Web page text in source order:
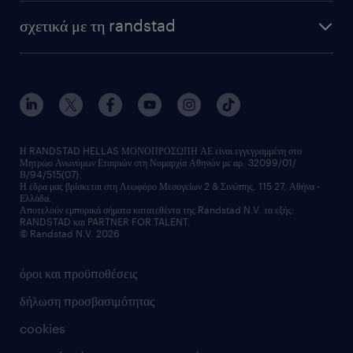
webinars
εκπαίδευση εργαζομένων
υπηρεσίες inhouse
υπηρεσίες redeployment
workforce insights
επικοινώνησε μαζί μας
employer brand
σχετικά με τη randstad
τα γραφεία μας
δελτία τύπου
οικονομικά στοιχεία
επικοινώνησε μαζί μας
όροι και προϋποθέσεις
δήλωση προσβασιμότητας
cookies
Η RANDSTAD HELLAS ΜΟΝΟΠΡΟΣΩΠΗ ΑΕ είναι εγγεγραμμένη στο
Μητρώο Ανωνύμων Εταιριών στη Νομαρχία Αθηνών με αρ. 32099/01/
Β/94/515(07).
Η έδρα μας βρίσκεται στη Λεωφόρο Μεσογείων 2 & Σινώπης, 115 27, Αθήνα -
Ελλάδα.
Αποτελούν εμπορικά σήματα κατατεθέντα της Randstad N.V. τα εξής:
RANDSTAD και PARTNER FOR TALENT.
© Randstad N.V. 2026